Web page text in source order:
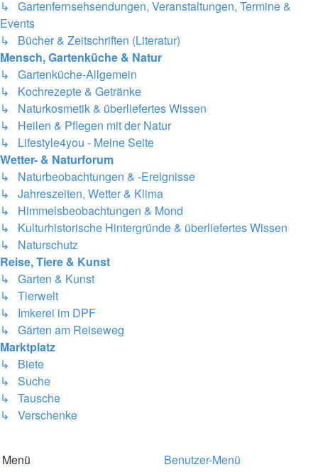
↳ Gartenfernsehsendungen, Veranstaltungen, Termine &
Events
↳ Bücher & Zeitschriften (Literatur)
Mensch, Gartenküche & Natur
↳ Gartenküche-Allgemein
↳ Kochrezepte & Getränke
↳ Naturkosmetik & überliefertes Wissen
↳ Heilen & Pflegen mit der Natur
↳ Lifestyle4you - Meine Seite
Wetter- & Naturforum
↳ Naturbeobachtungen & -Ereignisse
↳ Jahreszeiten, Wetter & Klima
↳ Himmelsbeobachtungen & Mond
↳ Kulturhistorische Hintergründe & überliefertes Wissen
↳ Naturschutz
Reise, Tiere & Kunst
↳ Garten & Kunst
↳ Tierwelt
↳ Imkerei im DPF
↳ Gärten am Reiseweg
Marktplatz
↳ Biete
↳ Suche
↳ Tausche
↳ Verschenke
Menü
Benutzer-Menü